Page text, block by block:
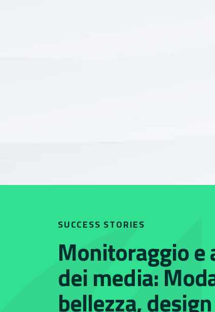
SUCCESS STORIES
Monitoraggio e
dei media:
bellezza,